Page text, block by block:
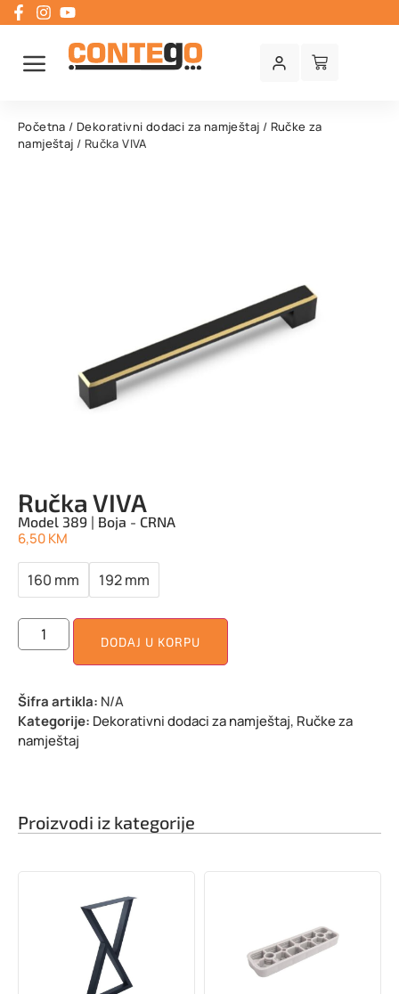
Početna / Dekorativni dodaci za namještaj / Ručke za
namještaj / Ručka VIVA
Ručka VIVA
Model 389 | Boja - CRNA
6,50KM
160 mm 192 mm
DODAJ U KORPU
Šifra artikla: N/A
Kategorije: Dekorativni dodaci za namještaj, Ručke za
namještaj
Proizvodi iz kategorije